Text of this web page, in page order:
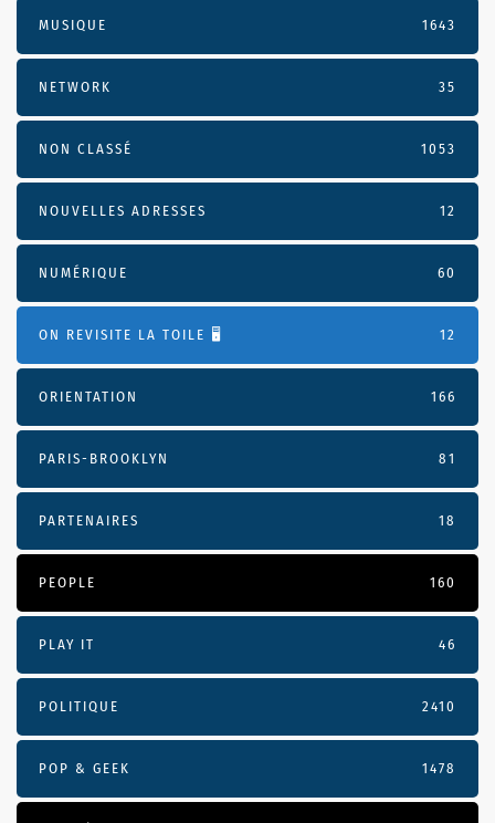
MUSIQUE 1643
NETWORK 35
NON CLASSÉ 1053
NOUVELLES ADRESSES 12
NUMÉRIQUE 60
ON REVISITE LA TOILE 🖥️ 12
ORIENTATION 166
PARIS-BROOKLYN 81
PARTENAIRES 18
PEOPLE 160
PLAY IT 46
POLITIQUE 2410
POP & GEEK 1478